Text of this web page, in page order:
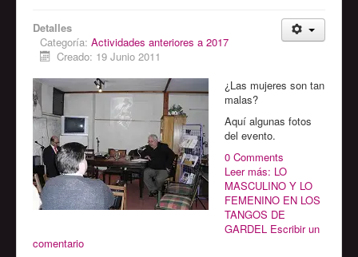
Detalles
Categoría: Actividades anteriores a 2017
Creado: 19 Junio 2011
¿Las mujeres son tan
malas?
Aquí algunas fotos
del evento.
0 Comments
Leer más: LO
MASCULINO Y LO
FEMENINO EN LOS
TANGOS DE
GARDEL Escribir un
comentario